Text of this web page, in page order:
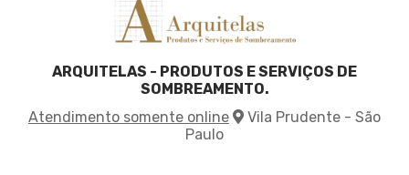
Tela de sombreamento triangular
Tela de sombreamento verde
Tela de sombrite para horta
Tela de sombrite verde
Tela para agricultura
ARQUITELAS - PRODUTOS E SERVIÇOS DE
SOMBREAMENTO.
Atendimento somente online
Vila Prudente - São
Paulo